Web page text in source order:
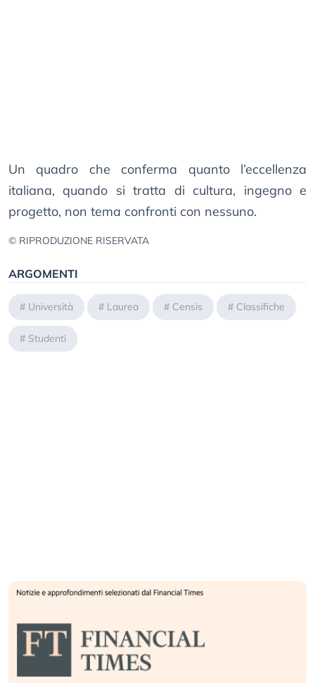
Un quadro che conferma quanto l’eccellenza
italiana, quando si tratta di cultura, ingegno e
progetto, non tema confronti con nessuno.
© RIPRODUZIONE RISERVATA
ARGOMENTI
# Università # Laurea # Censis # Classifiche
# Studenti